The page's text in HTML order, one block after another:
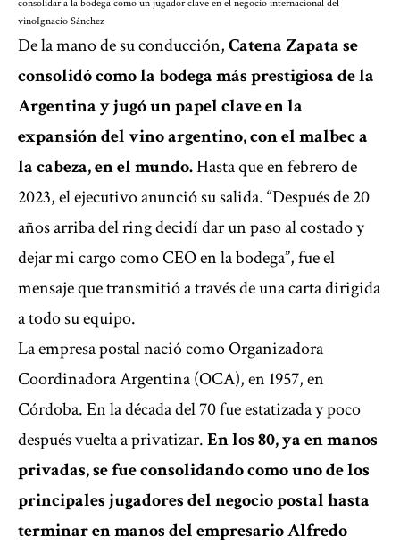
consolidar a la bodega como un jugador clave en el negocio internacional del
vinoIgnacio Sánchez
De la mano de su conducción,Catena Zapata se
consolidó como la bodega más prestigiosa de la
Argentina y jugó un papel clave en la
expansión del vino argentino, con el malbec a
la cabeza, en el mundo.Hasta que en febrero de
2023, el ejecutivo anunció susalida. “Después de 20
años arriba del ring decidí dar un paso al costado y
dejar mi cargo como CEO en la bodega”, fue el
mensaje que transmitió a través de una carta dirigida
a todo su equipo.
La empresa postal nació como Organizadora
Coordinadora Argentina (OCA), en 1957, en
Córdoba. En la década del 70 fue estatizada y poco
después vuelta a privatizar.En los 80, ya en manos
privadas, se fue consolidando como uno de los
principales jugadores del negocio postal hasta
terminar en manos del empresario Alfredo